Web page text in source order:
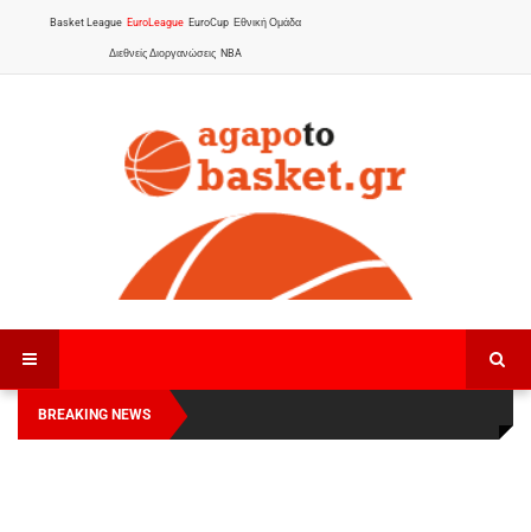
Basket League EuroLeague EuroCup Εθνική Ομάδα
Διεθνείς Διοργανώσεις NBA
BREAKING NEWS
Οι Πάνθηρες Καβάλας στην Women Basketball
League 1